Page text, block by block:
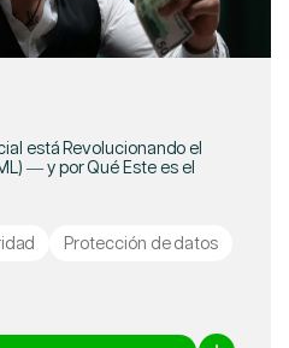
está Revolucionando el
— y por Qué Este es el
Protección de datos